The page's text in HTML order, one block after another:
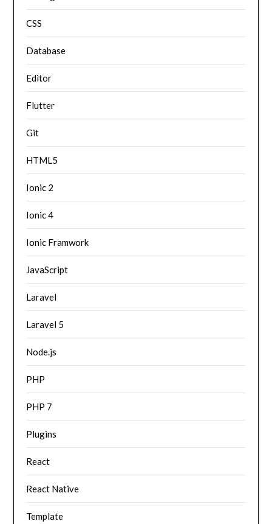
CSS
Database
Editor
Flutter
Git
HTML5
Ionic 2
Ionic 4
Ionic Framwork
JavaScript
Laravel
Laravel 5
Node.js
PHP
PHP 7
Plugins
React
React Native
Template